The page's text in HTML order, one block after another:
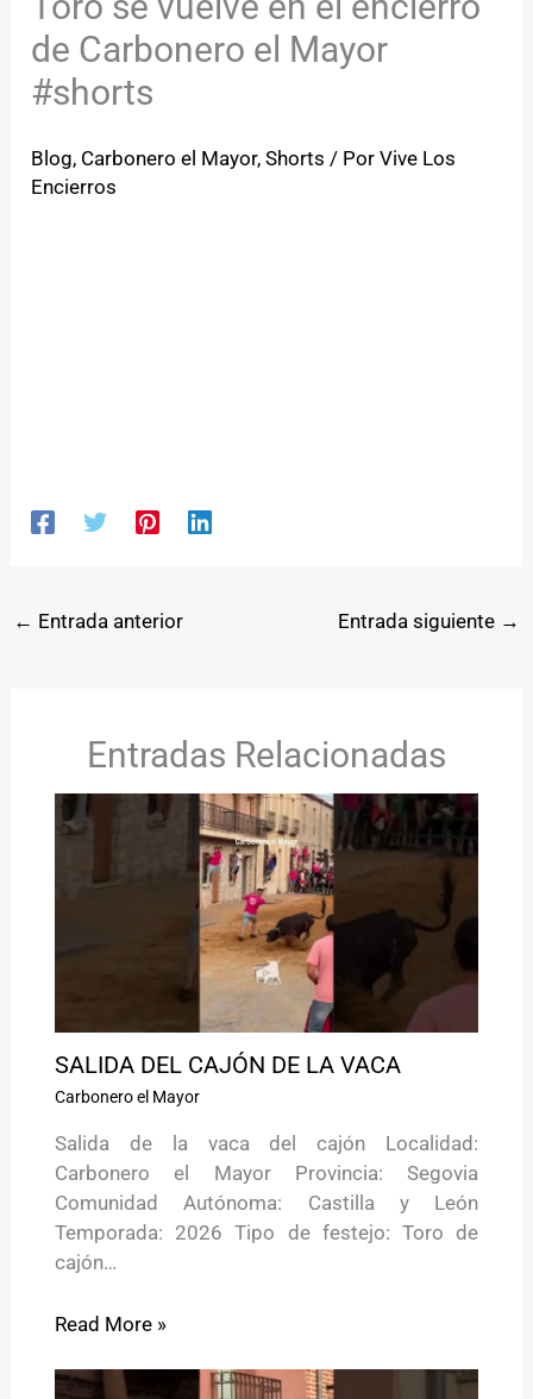
de Carbonero el Mayor
#shorts
Blog, Carbonero el Mayor,Shorts / PorVive Los
Encierros
← Entrada anterior Entrada siguiente →
Entradas Relacionadas
SALIDA DEL CAJÓN DE LA VACA
Carbonero el Mayor
Salida de la vaca del cajón Localidad:
Carbonero el Mayor Provincia: Segovia
Comunidad Autónoma: Castilla y León
Temporada: 2026 Tipo de festejo: Toro de
cajón…
Read More »